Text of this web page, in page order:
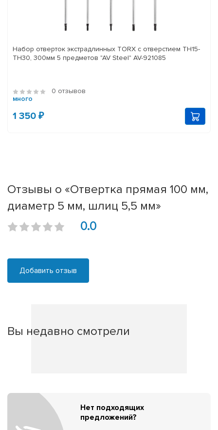
Набор отверток экстрадлинных TORX с отверстием TH15-
TH30, 300мм 5 предметов "AV Steel" AV-921085
0 отзывов
много
1 350 ₽
Отзывы о «Отвертка прямая 100 мм,
диаметр 5 мм, шлиц 5,5 мм»
0.0
Добавить отзыв
Вы недавно смотрели
Нет подходящих
предложений?